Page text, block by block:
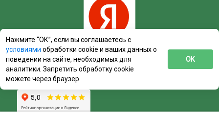
Нажмите “ОК”, если вы соглашаетесь с
условиями обработки cookie и ваших данных о
поведении на сайте, необходимых для
аналитики. Запретить обработку cookie
можете через браузер
ОК